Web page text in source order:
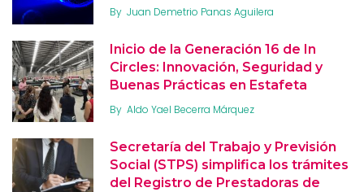
By Juan Demetrio Panas Aguilera
Inicio de la Generación 16 de In
Circles: Innovación, Seguridad y
Buenas Prácticas en Estafeta
By Aldo Yael Becerra Márquez
Secretaría del Trabajo y Previsión
Social (STPS) simplifica los trámites
del Registro de Prestadoras de